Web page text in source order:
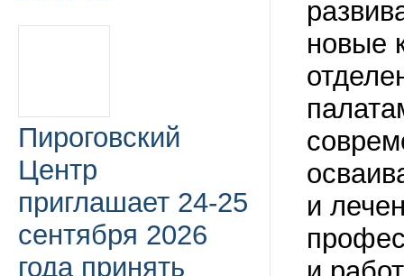
Пироговский
Центр
приглашает 24-25
сентября 2026
года принять
новые
и